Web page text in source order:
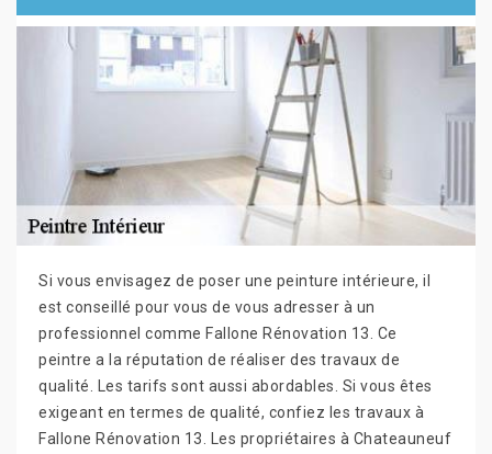
Si vous envisagez de poser une peinture intérieure, il
est conseillé pour vous de vous adresser à un
professionnel comme Fallone Rénovation 13. Ce
peintre a la réputation de réaliser des travaux de
qualité. Les tarifs sont aussi abordables. Si vous êtes
exigeant en termes de qualité, confiez les travaux à
Fallone Rénovation 13. Les propriétaires à Chateauneuf